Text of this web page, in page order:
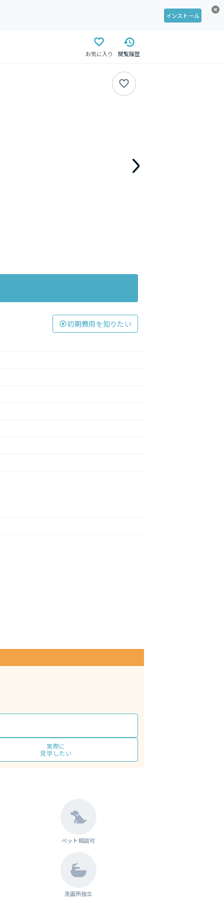
インストール
お気に入り 閲覧履歴
初期費用を知りたい
実際に
見学したい
ペット相談可
洗面所独立